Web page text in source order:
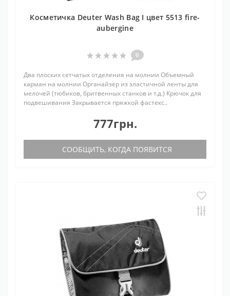
Косметичка Deuter Wash Bag I цвет 5513 fire-
aubergine
0
Два плоских сетчатых отделения на молнии Объемный
карман на молнии Органайзер из эластичной ленты для
мелочей (тюбиков, бритвенных станков и т.д.) Крючок для
подвешивания Закрывается пряжкой фастекс..
777грн.
СООБЩИТЬ, КОГДА ПОЯВИТСЯ